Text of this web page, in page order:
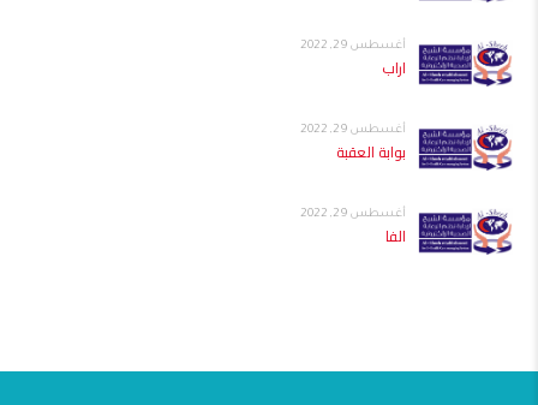
أغسطس 29, 2022
اراب
أغسطس 29, 2022
بوابة العقبة
أغسطس 29, 2022
الفا